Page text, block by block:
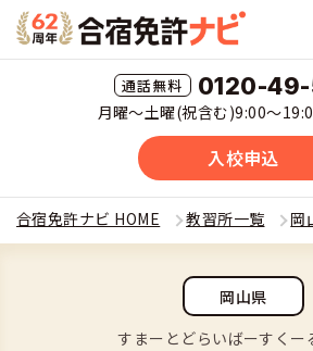
0120-
月曜〜土曜(祝含む)9:00〜
入校申込
HOME
教習所一覧
運転免許の種類(車種)を選
普通二輪
合宿免許とは
合宿免許ナビ HOME 教習所一覧 岡
岡山県
すまーとどらいばーすくー